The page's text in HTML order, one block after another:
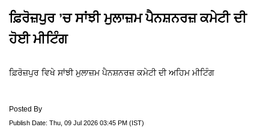
ਫ਼ਿਰੋਜ਼ਪੁਰ ’ਚ ਸਾਂਝੀ ਮੁਲਾਜ਼ਮ ਪੈਨਸ਼ਨਰਜ਼ ਕਮੇਟੀ ਦੀ
ਹੋਈ ਮੀਟਿੰਗ
ਫ਼ਿਰੋਜ਼ਪੁਰ ਵਿਖੇ ਸਾਂਝੀ ਮੁਲਾਜ਼ਮ ਪੈਨਸ਼ਨਰਜ਼ ਕਮੇਟੀ ਦੀ ਅਹਿਮ ਮੀਟਿੰਗ
Posted By
Publish Date: Thu, 09 Jul 2026 03:45 PM (IST)